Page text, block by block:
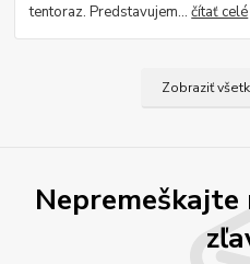
tentoraz. Predstavujem...čítať celé
Zobraziť
Nepremeškajte